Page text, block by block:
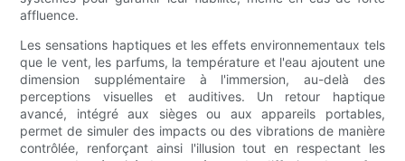
affluence.
Les sensations haptiques et les effets environnementaux tels
que le vent, les parfums, la température et l'eau ajoutent une
dimension supplémentaire à l'immersion, au-delà des
perceptions visuelles et auditives. Un retour haptique
avancé, intégré aux sièges ou aux appareils portables,
permet de simuler des impacts ou des vibrations de manière
contrôlée, renforçant ainsi l'illusion tout en respectant les